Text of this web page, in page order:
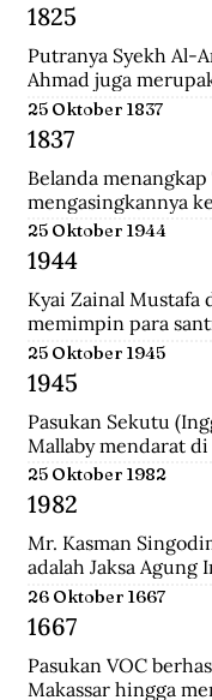
1825
Putranya Syekh Al-
Ahmad juga
Tegalrejo sebelum
mempertahankan
25 Oktober 1837
1837
Belanda
mengasingkannya
dipindahkan ke
(Sulawesi Utara)
25 Oktober 1944
1944
Kyai Zainal Mustafa
memimpin para
Sukamanah,
Peristiwa itu dipicu
Jepang ke pondok
membawa Kyai
Jepang di
25 Oktober 1945
1945
Pasukan Sekutu
Mallaby mendarat
keputusan para
Surabaya.
25 Oktober 1982
1982
Mr. Kasman
adalah Jaksa Agung
1946 dan juga
Kabinet Amir
Ketua KNIP (Komite
menjadi cikal bakal
26 Oktober 1667
1667
Pasukan VOC
Makassar hingga